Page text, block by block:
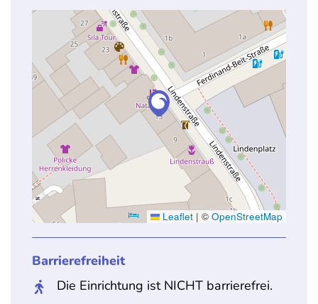
Leaflet | © OpenStreetMap
Barrierefreiheit
Die Einrichtung ist NICHT barrierefrei.